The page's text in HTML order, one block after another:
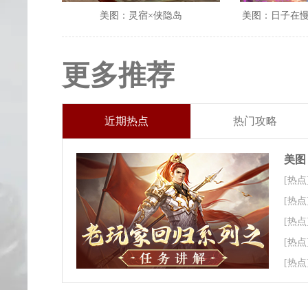
美图：灵宿×侠隐岛 美图：日子在
更多推荐
近期热点 热门攻略
美
[热
[热
[热
[热
[热